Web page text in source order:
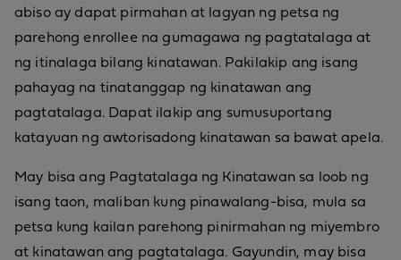
abiso ay dapat pirmahan at lagyan ng petsa ng
parehong enrollee na gumagawa ng pagtatalaga at
ng itinalaga bilang kinatawan. Pakilakip ang isang
pahayag na tinatanggap ng kinatawan ang
pagtatalaga. Dapat ilakip ang sumusuportang
katayuan ng awtorisadong kinatawan sa bawat apela.
May bisa ang Pagtatalaga ng Kinatawan sa loob ng
isang taon, maliban kung pinawalang-bisa, mula sa
petsa kung kailan parehong pinirmahan ng miyembro
at kinatawan ang pagtatalaga. Gayundin, may bisa